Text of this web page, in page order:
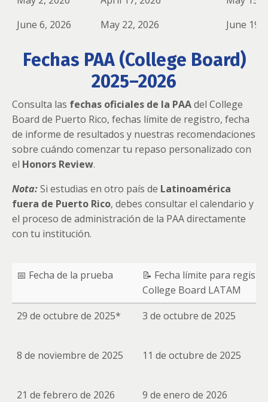
June 6, 2026
May 22, 2026 June 19,
Fechas PAA (College Board)
2025–2026
Consulta las fechas oficiales de la PAAdel College
Board de Puerto Rico, fechas límite de registro, fecha
de informe de resultados y nuestras recomendaciones
sobre cuándo comenzar tu repaso personalizado con
el Honors Review.
Nota:Si estudias en otro país de Latinoamérica
fuera de Puerto Rico, debes consultar el calendario y
el proceso de administración de la PAA directamente
con tu institución.
📅 Fecha de la prueba
📝 Fecha límite para
College Board LATAM
29 de octubre de 2025*
3 de octubre de 2025
8 de noviembre de 2025 11 de octubre de 2025
21 de febrero de 2026 9 de enero de 2026